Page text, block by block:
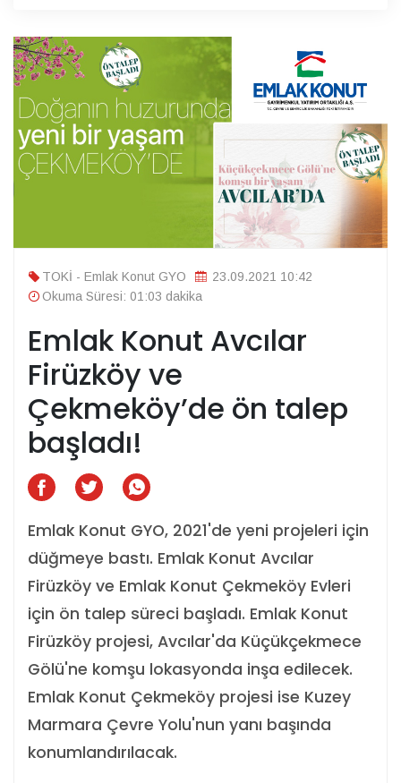
TOKİ - Emlak Konut GYO
23.09.2021 10:42
Okuma Süresi: 01:03 dakika
Emlak Konut Avcılar
Firüzköy ve
Çekmeköy’de ön talep
başladı!
Emlak Konut GYO, 2021'de yeni projeleri için
düğmeye bastı. Emlak Konut Avcılar
Firüzköy ve Emlak Konut Çekmeköy Evleri
için ön talep süreci başladı. Emlak Konut
Firüzköy projesi, Avcılar'da Küçükçekmece
Gölü'ne komşu lokasyonda inşa edilecek.
Emlak Konut Çekmeköy projesi ise Kuzey
Marmara Çevre Yolu'nun yanı başında
konumlandırılacak.